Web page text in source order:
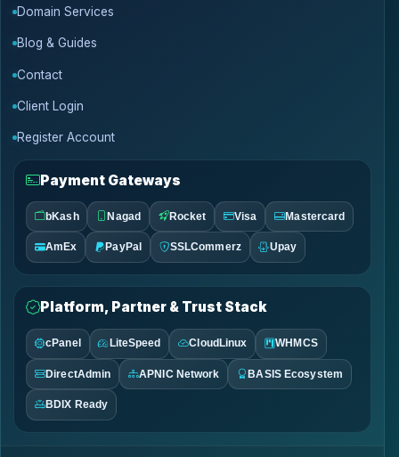
Domain Services
Blog & Guides
Contact
Client Login
Register Account
Payment Gateways
bKash Nagad Rocket Visa Mastercard
AmEx PayPal SSLCommerz Upay
Platform, Partner & Trust Stack
cPanel LiteSpeed CloudLinux WHMCS
DirectAdmin APNIC Network BASIS Ecosystem
BDIX Ready